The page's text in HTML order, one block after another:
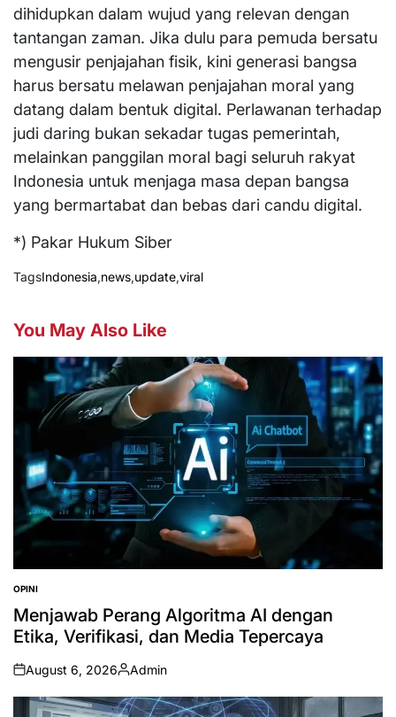
dihidupkan dalam wujud yang relevan dengan
tantangan zaman. Jika dulu para pemuda bersatu
mengusir penjajahan fisik, kini generasi bangsa
harus bersatu melawan penjajahan moral yang
datang dalam bentuk digital. Perlawanan terhadap
judi daring bukan sekadar tugas pemerintah,
melainkan panggilan moral bagi seluruh rakyat
Indonesia untuk menjaga masa depan bangsa
yang bermartabat dan bebas dari candu digital.
*) Pakar Hukum Siber
TagsIndonesia,news,update,viral
You May Also Like
POSTED
IN
OPINI
Menjawab Perang Algoritma AI dengan
Etika, Verifikasi, dan Media Tepercaya
on
August 6, 2026
Posted
by
Admin